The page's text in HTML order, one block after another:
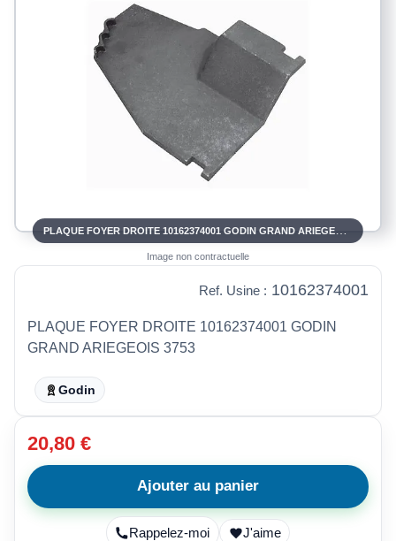
PLAQUE FOYER DROITE 10162374001 GODIN GRAND ARIEGEOIS 3753
Image non contractuelle
Ref. Usine : 10162374001
PLAQUE FOYER DROITE 10162374001 GODIN
GRAND ARIEGEOIS 3753
Godin
20,80 €
Ajouter au panier
Rappelez-moi J'aime